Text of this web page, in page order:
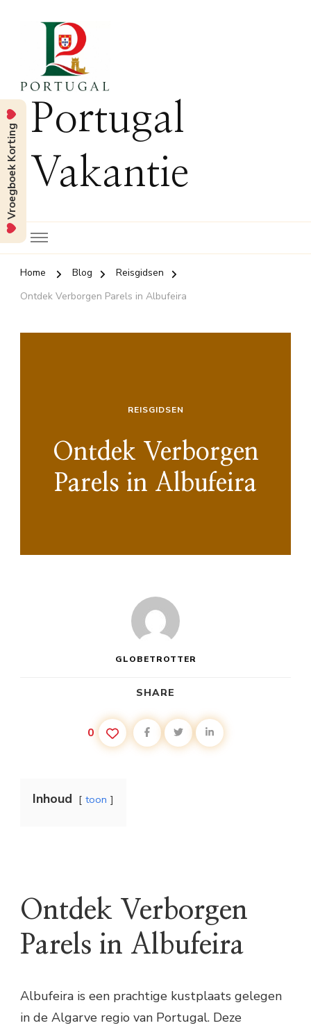
Portugal
Vakantie
Home Blog
Reisgidsen
Ontdek Verborgen Parels in Albufeira
REISGIDSEN
Ontdek Verborgen
Parels in Albufeira
GLOBETROTTER
SHARE
0
Inhoud toon
Ontdek Verborgen
Parels in Albufeira
Albufeira is een prachtige kustplaats gelegen
in de Algarve regio van Portugal. Deze
Vroegboek Korting